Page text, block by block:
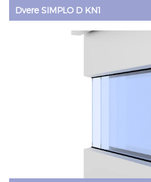
Dvere SIMPLO D KN1